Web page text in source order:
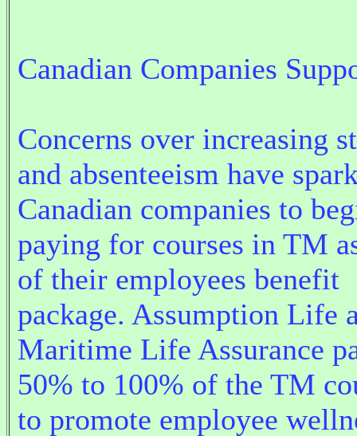
Canadian Companies
Concerns over increasing
and absenteeism have
Canadian companies to
paying for courses in TM
of their employees benefit
package. Assumption Life
Maritime Life Assurance
50% to 100% of the TM
to promote employee